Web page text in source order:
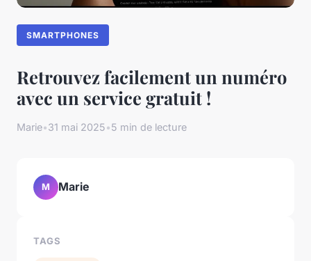
SMARTPHONES
Retrouvez facilement un numéro
avec un service gratuit !
Marie•31 mai 2025•5 min de lecture
M Marie
TAGS